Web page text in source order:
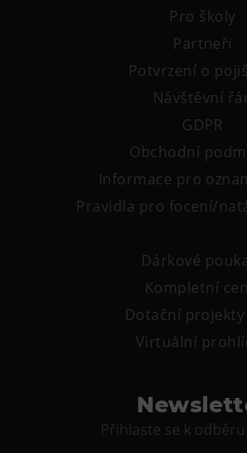
Tematické dárkové poukazy
Výjezdní akce
Pro školy
Partneři
Potvrzení o
Návštěvní
GDPR
Obchodní
Informace pro
Pravidla pro focení/
Dárkové
Kompletní
Dotační projekty
Virtuální
Přihlaste se k